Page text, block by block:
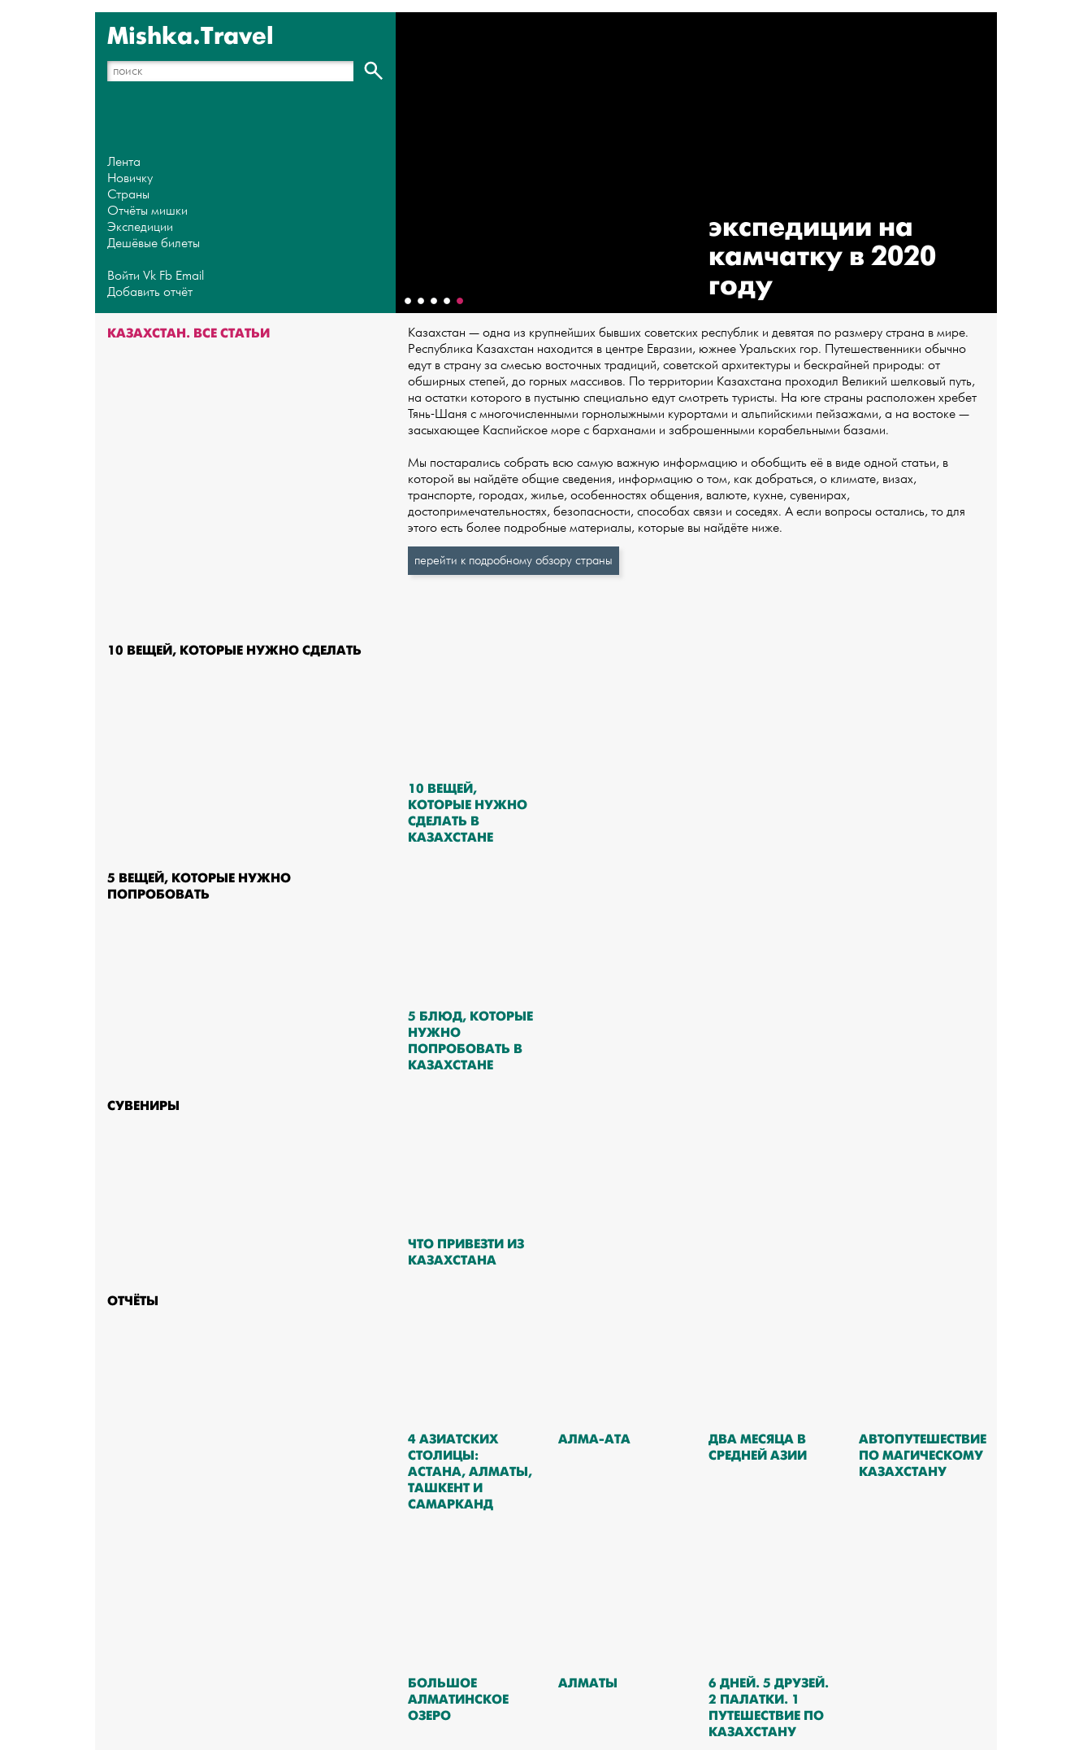
Mishka.Travel
Лента
Новичку
Страны
Отчёты мишки
Экспедиции
Дешёвые билеты
Войти Vk Fb Email
Добавить отчёт
экспедиции на
камчатку в 2020
году
КАЗАХСТАН. ВСЕ СТАТЬИ
Казахстан — одна из крупнейших бывших советских республик и девятая по размеру страна в мире.
Республика Казахстан находится в центре Евразии, южнее Уральских гор. Путешественники обычно
едут в страну за смесью восточных традиций, советской архитектуры и бескрайней природы: от
обширных степей, до горных массивов. По территории Казахстана проходил Великий шелковый путь,
на остатки которого в пустыню специально едут смотреть туристы. На юге страны расположен хребет
Тянь-Шаня с многочисленными горнолыжными курортами и альпийскими пейзажами, а на востоке —
засыхающее Каспийское море с барханами и заброшенными корабельными базами.
Мы постарались собрать всю самую важную информацию и обобщить её в виде одной статьи, в
которой вы найдёте общие сведения, информацию о том, как добраться, о климате, визах,
транспорте, городах, жилье, особенностях общения, валюте, кухне, сувенирах,
достопримечательностях, безопасности, способах связи и соседях. А если вопросы остались, то для
этого есть более подробные материалы, которые вы найдёте ниже.
перейти к подробному обзору страны
10 ВЕЩЕЙ, КОТОРЫЕ НУЖНО СДЕЛАТЬ
10 ВЕЩЕЙ,
КОТОРЫЕ НУЖНО
СДЕЛАТЬ В
КАЗАХСТАНЕ
5 ВЕЩЕЙ, КОТОРЫЕ НУЖНО
ПОПРОБОВАТЬ
5 БЛЮД, КОТОРЫЕ
НУЖНО
ПОПРОБОВАТЬ В
КАЗАХСТАНЕ
СУВЕНИРЫ
ЧТО ПРИВЕЗТИ ИЗ
КАЗАХСТАНА
ОТЧЁТЫ
4 АЗИАТСКИХ
СТОЛИЦЫ:
АСТАНА, АЛМАТЫ,
ТАШКЕНТ И
САМАРКАНД
АЛМА-АТА
ДВА МЕСЯЦА В
СРЕДНЕЙ АЗИИ
АВТОПУТЕШЕСТВИЕ
ПО МАГИЧЕСКОМУ
КАЗАХСТАНУ
БОЛЬШОЕ
АЛМАТИНСКОЕ
ОЗЕРО
АЛМАТЫ
6 ДНЕЙ. 5 ДРУЗЕЙ.
2 ПАЛАТКИ. 1
ПУТЕШЕСТВИЕ ПО
КАЗАХСТАНУ